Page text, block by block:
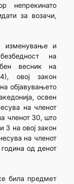
непрекинато
за возачи,
изменување и
на
весник на
овој закон
објавувањето
освен
на членот
членот 30, што
3 на овој закон
на членот
од денот
била предмет